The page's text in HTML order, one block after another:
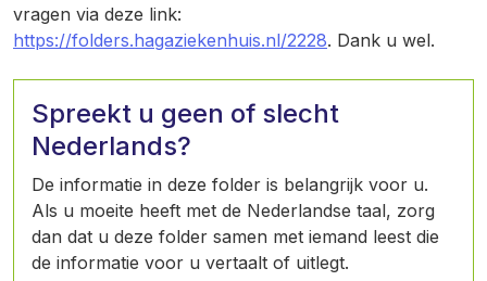
vragen via deze link:
https://folders.hagaziekenhuis.nl/2228. Dank u wel.
Spreekt u geen of slecht
Nederlands?
De informatie in deze folder is belangrijk voor u.
Als u moeite heeft met de Nederlandse taal, zorg
dan dat u deze folder samen met iemand leest die
de informatie voor u vertaalt of uitlegt.